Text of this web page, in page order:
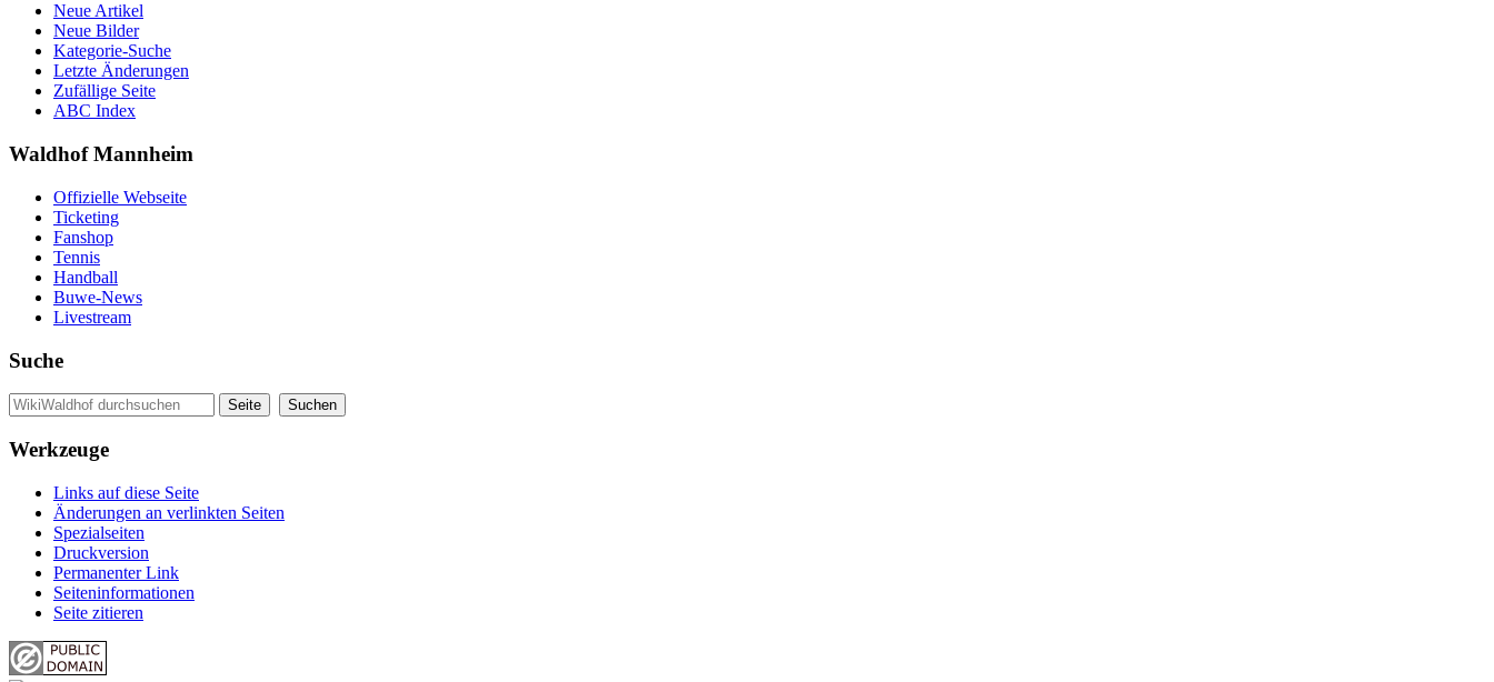
Neue Artikel
Neue Bilder
Kategorie-Suche
Letzte Änderungen
Zufällige Seite
ABC Index
Waldhof Mannheim
Offizielle Webseite
Ticketing
Fanshop
Tennis
Handball
Buwe-News
Livestream
Suche
Werkzeuge
Links auf diese Seite
Änderungen an verlinkten Seiten
Spezialseiten
Druckversion
Permanenter Link
Seiten­informationen
Seite zitieren